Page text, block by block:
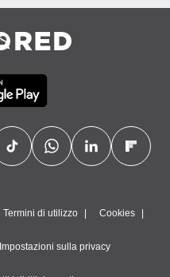
Termini di utilizzo Cookies
Impostazioni sulla privacy